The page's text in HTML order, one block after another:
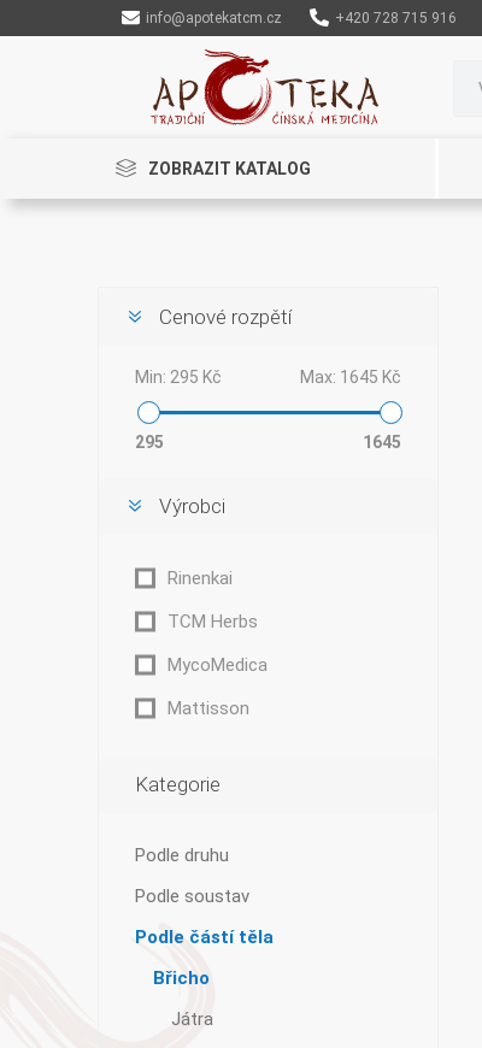
info@apotekatcm.cz +420 728 715 916
ZOBRAZIT KATALOG
Cenové rozpětí
Min: 295 Kč Max: 1645 Kč
295 1645
Výrobci
Rinenkai
TCM Herbs
MycoMedica
Mattisson
Kategorie
Podle druhu
Podle soustav
Podle částí těla
Břicho
Játra